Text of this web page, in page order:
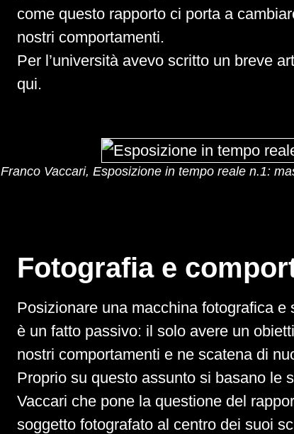
come questo rapporto ci porta a
nostri comportamenti.
Per l’università avevo scritto un breve
qui.
Franco Vaccari, Esposizione in tempo reale n.1:
Fotografia e
Posizionare una macchina fotografica e
è un fatto passivo: il solo avere un
nostri comportamenti e ne scatena di
Proprio su questo assunto si basano le
Vaccari che pone la questione del
soggetto fotografato al centro dei suoi